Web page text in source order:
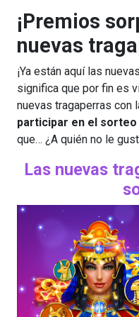
¡Premios
nuevas
¡Ya están aquí las
significa que por fin es
nuevas tragaperras con
participar en el
que… ¿A quién no le
Las nuevas